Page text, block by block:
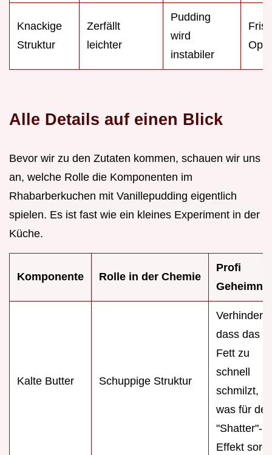
Knackige
Struktur
Zerfällt
leichter
Pudding
wird
instabiler
Alle Details auf einen Blick
Bevor wir zu den Zutaten kommen, schauen wir uns
an, welche Rolle die Komponenten im
Rhabarberkuchen mit Vanillepudding eigentlich
spielen. Es ist fast wie ein kleines Experiment in der
Küche.
Komponente Rolle in der Chemie
Profi
Geheimnis
Kalte Butter Schuppige Struktur
Verhindert,
dass das
Fett zu
schnell
schmilzt,
was für den
"Shatter"-
Effekt sorgt